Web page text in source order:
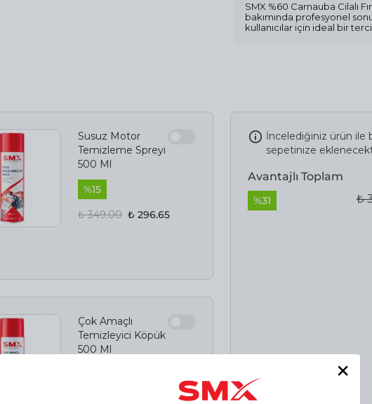
SMX %60 Carnauba Cilalı
bakımında profesyonel
kullanıcılar için ideal bir
Susuz Motor
Temizleme Spreyi
500 Ml
%15
₺ 349.00 ₺ 296.65
Çok Amaçlı
Temizleyici Köpük
500 Ml
İncelediğiniz ürün ile
sepetinize
Avantajlı Toplam
%31 ₺